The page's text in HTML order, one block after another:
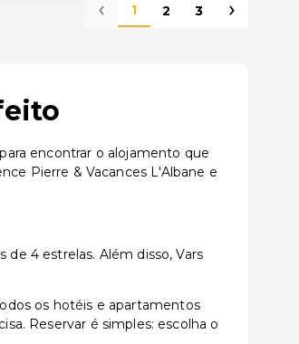
1 2 3
encontrar o alojamento que
Pierre & Vacances L'Albane e
4 estrelas. Além disso, Vars
os hotéis e apartamentos
Reservar é simples: escolha o